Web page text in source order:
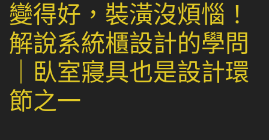
變得好，裝潢沒煩惱！
解說系統櫃設計的學問
｜臥室寢具也是設計環
節之一